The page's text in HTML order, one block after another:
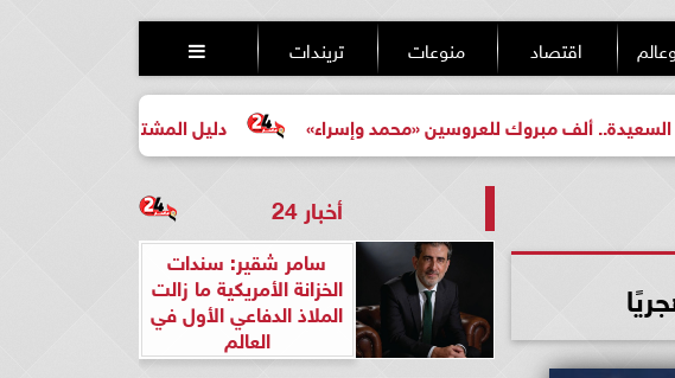
اقتصاد منوعات تريندات 
دليل المشتري لأول مرة لاختيار مشروع مبروك للعروسين «محمد وإسراء»
أخبار 24
سامر شقير: سندات
الخزانة الأمريكية ما زالت
الملاذ الدفاعي الأول في
العالم